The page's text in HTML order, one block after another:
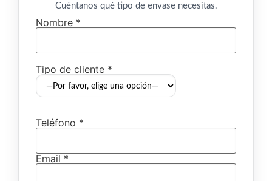
Cuéntanos qué tipo de envase necesitas.
Nombre *
Tipo de cliente *
Teléfono *
Email *